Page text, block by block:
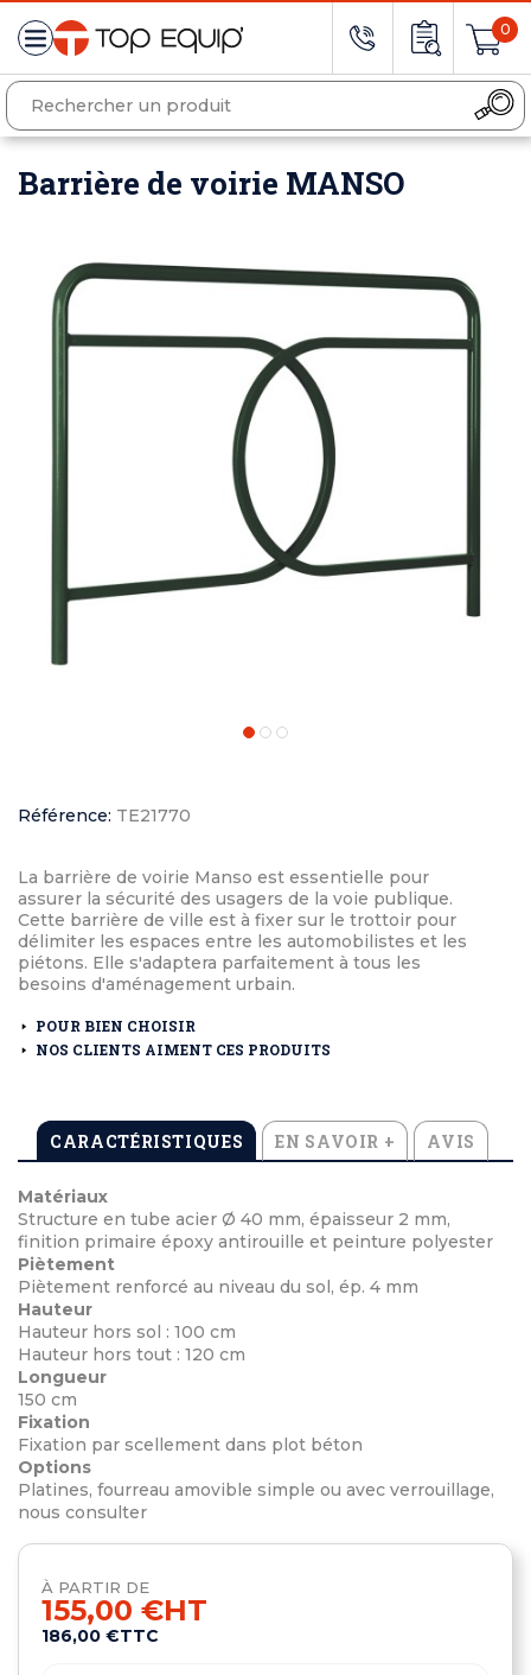
0
Barrière de voirie MANSO
Référence: TE21770
La barrière de voirie Manso est essentielle pour
assurer la sécurité des usagers de la voie publique.
Cette barrière de ville est à fixer sur le trottoir pour
délimiter les espaces entre les automobilistes et les
piétons. Elle s'adaptera parfaitement à tous les
besoins d'aménagement urbain.
POUR BIEN CHOISIR
NOS CLIENTS AIMENT CES PRODUITS
CARACTÉRISTIQUES EN SAVOIR + AVIS
Matériaux
Structure en tube acier Ø 40 mm, épaisseur 2 mm,
finition primaire époxy antirouille et peinture polyester
Piètement
Piètement renforcé au niveau du sol, ép. 4 mm
Hauteur
Hauteur hors sol : 100 cm
Hauteur hors tout : 120 cm
Longueur
150 cm
Fixation
Fixation par scellement dans plot béton
Options
Platines, fourreau amovible simple ou avec verrouillage,
nous consulter
À PARTIR DE
155,00 €HT
186,00 €TTC